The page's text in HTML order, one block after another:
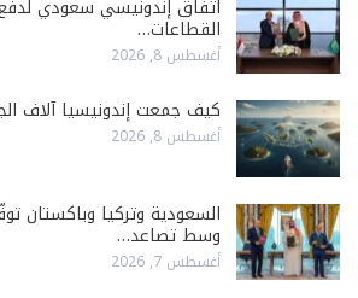
اتفاق إندونيسي سعودي
القطاعات…
أغسطس 8, 2026
كيف جمعت إندونيسيا آلاف
أغسطس 8, 2026
السعودية وتركيا وباكستان
وسط تصاعد…
أغسطس 7, 2026